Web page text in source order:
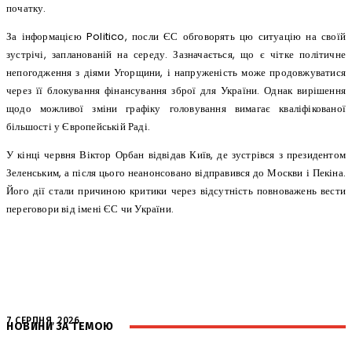
початку.
За інформацією Politico, посли ЄС обговорять цю ситуацію на своїй
зустрічі, запланованій на середу. Зазначається, що є чітке політичне
непогодження з діями Угорщини, і напруженість може продовжуватися
через її блокування фінансування зброї для України. Однак вирішення
щодо можливої зміни графіку головування вимагає кваліфікованої
більшості у Європейській Раді.
У кінці червня Віктор Орбан відвідав Київ, де зустрівся з президентом
Зеленським, а після цього неанонсовано відправився до Москви і Пекіна.
Його дії стали причиною критики через відсутність повноважень вести
переговори від імені ЄС чи України.
НОВИНИ ЗА ТЕМОЮ
7 СЕРПНЯ, 2026